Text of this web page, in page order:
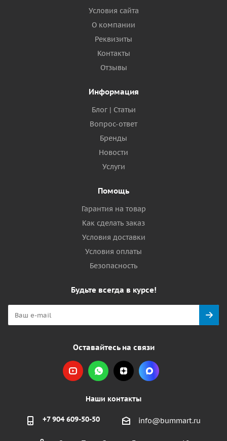
Условия сайта
О компании
Реквизиты
Контакты
Отзывы
Информация
Блог | Статьи
Вопрос-ответ
Бренды
Новости
Услуги
Помощь
Гарантия на товар
Как сделать заказ
Условия доставки
Условия оплаты
Безопасность
Будьте всегда в курсе!
Оставайтесь на связи
Наши контакты
+7 904 609-50-50 info@bummart.ru